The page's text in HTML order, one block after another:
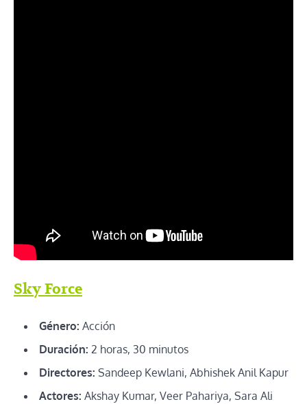
Sky Force
Género: Acción
Duración: 2 horas, 30 minutos
Directores: Sandeep Kewlani, Abhishek Anil Kapur
Actores: Akshay Kumar, Veer Pahariya, Sara Ali